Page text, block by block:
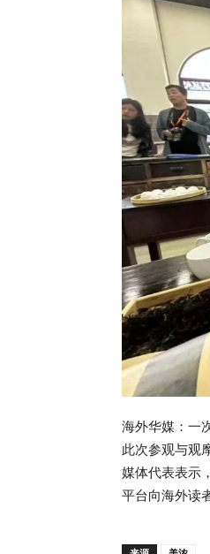
海外华媒：一
此次参观与观
媒体代表表示
平台向海外读